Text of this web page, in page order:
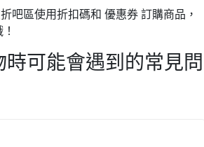
吧區使用折扣碼和 優惠券 訂購商品，
可能會遇到的常見問